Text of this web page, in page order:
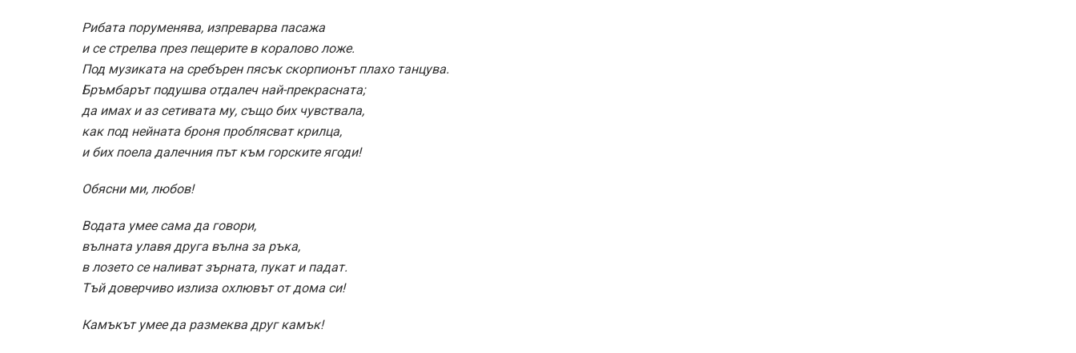
Рибата поруменява, изпреварва пасажа
и се стрелва през пещерите в коралово ложе.
Под музиката на сребърен пясък скорпионът плахо танцува.
Бръмбарът подушва отдалеч най-прекрасната;
да имах и аз сетивата му, също бих чувствала,
как под нейната броня проблясват крилца,
и бих поела далечния път към горските ягоди!
Обясни ми, любов!
Водата умее сама да говори,
вълната улавя друга вълна за ръка,
в лозето се наливат зърната, пукат и падат.
Тъй доверчиво излиза охлювът от дома си!
Камъкът умее да размеква друг камък!